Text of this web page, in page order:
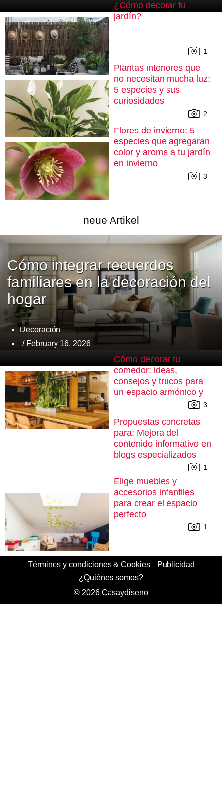
¿Cómo decorar tu
jardín?
1
Plantas interiores que
no necesitan mucha luz:
5 especies y sus
curiosidades
2
Flores de invierno: 5
especies que agregaran
color y aroma a tu jardín
en invierno
3
neue Artikel
Cómo integrar recuerdos
familiares en la decoración del
hogar
Decoración
/ February 16, 2026
Cómo decorar tu
comedor: ideas,
consejos y trucos para
un espacio armónico y
3
Propuestas concretas
para: Mejora del
contenido informativo en
blogs especializados
1
Elige muebles y
accesorios infantiles
para crear el espacio
perfecto
1
Términos y condiciones & Cookies
Publicidad
¿Quiénes somos?
© 2026 Casaydiseno